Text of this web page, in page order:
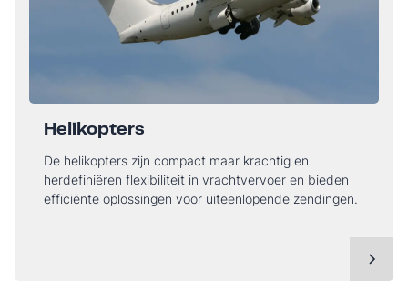
Helikopters
De helikopters zijn compact maar krachtig en
herdefiniëren flexibiliteit in vrachtvervoer en bieden
efficiënte oplossingen voor uiteenlopende zendingen.